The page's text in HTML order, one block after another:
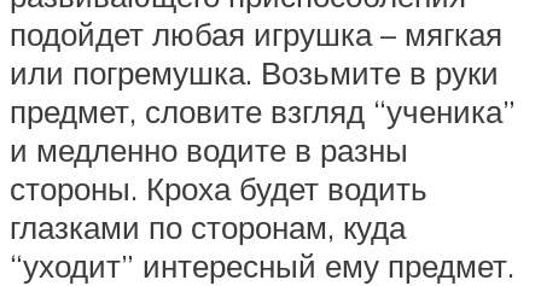
подойдет любая игрушка – мягкая
или погремушка. Возьмите в руки
предмет, словите взгляд “ученика”
и медленно водите в разны
стороны. Кроха будет водить
глазками по сторонам, куда
“уходит” интересный ему предмет.